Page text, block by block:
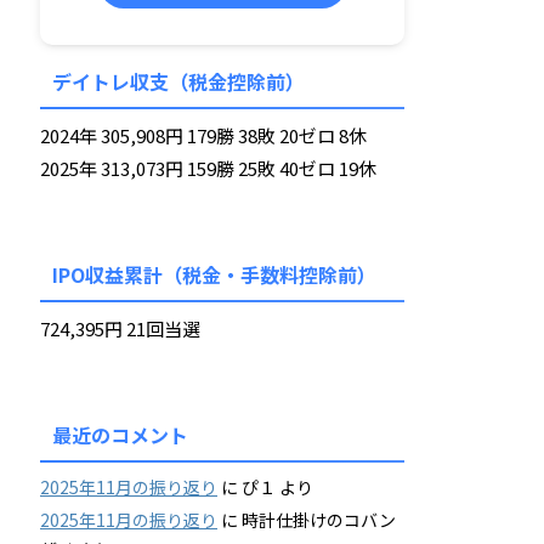
デイトレ収支（税金控除前）
2024年 305,908円 179勝 38敗 20ゼロ 8休
2025年 313,073円 159勝 25敗 40ゼロ 19休
IPO収益累計（税金・手数料控除前）
724,395円 21回当選
最近のコメント
2025年11月の振り返り に ぴ１ より
2025年11月の振り返り に 時計仕掛けのコバン